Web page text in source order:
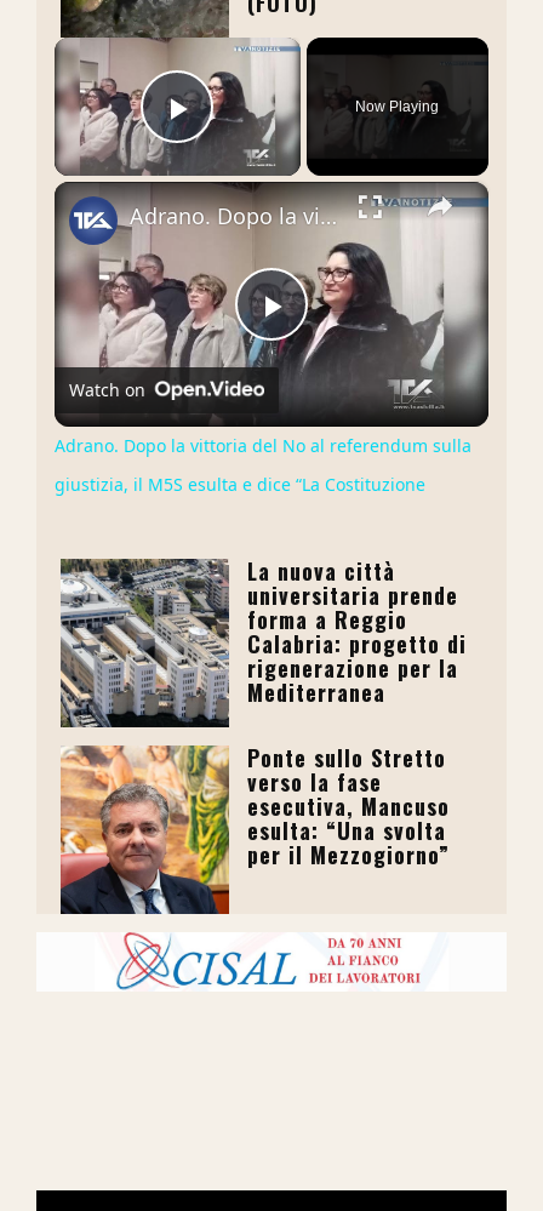
×
Play Video
Now Playing
×
Play
Video
Adrano. Dopo la vittoria del No al referendum sulla giustizia, il M5S esulta e dice “La Costituzione
Watch on
Adrano. Dopo la vittoria del No al referendum sulla
giustizia, il M5S esulta e dice “La Costituzione
La nuova città
universitaria prende
forma a Reggio
Calabria: progetto di
rigenerazione per la
Mediterranea
Ponte sullo Stretto
verso la fase
esecutiva, Mancuso
esulta: “Una svolta
per il Mezzogiorno”